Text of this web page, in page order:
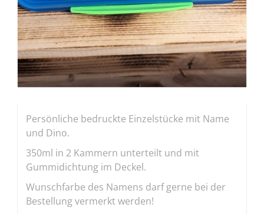
Persönliche bedruckte Einzelstücke mit Name
und Dino.
350ml in 2 Kammern unterteilt und mit
Gummidichtung im Deckel.
Wunschfarbe des Namens darf gerne bei der
Bestellung vermerkt werden!